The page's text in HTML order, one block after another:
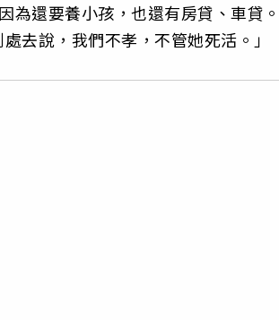
為還要養小孩，也還有房貸、車貸
去說，我們不孝，不管她死活。」